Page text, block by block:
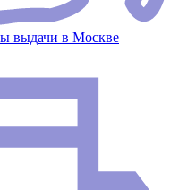
выдачи в Москве